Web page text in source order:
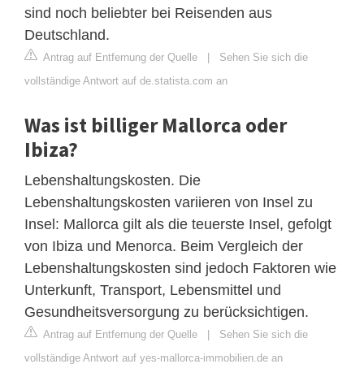
sind noch beliebter bei Reisenden aus
Deutschland.
Antrag auf Entfernung der Quelle | Sehen Sie sich die
vollständige Antwort auf de.statista.com an
Was ist billiger Mallorca oder
Ibiza?
Lebenshaltungskosten. Die
Lebenshaltungskosten variieren von Insel zu
Insel: Mallorca gilt als die teuerste Insel, gefolgt
von Ibiza und Menorca. Beim Vergleich der
Lebenshaltungskosten sind jedoch Faktoren wie
Unterkunft, Transport, Lebensmittel und
Gesundheitsversorgung zu berücksichtigen.
Antrag auf Entfernung der Quelle | Sehen Sie sich die
vollständige Antwort auf yes-mallorca-immobilien.de an